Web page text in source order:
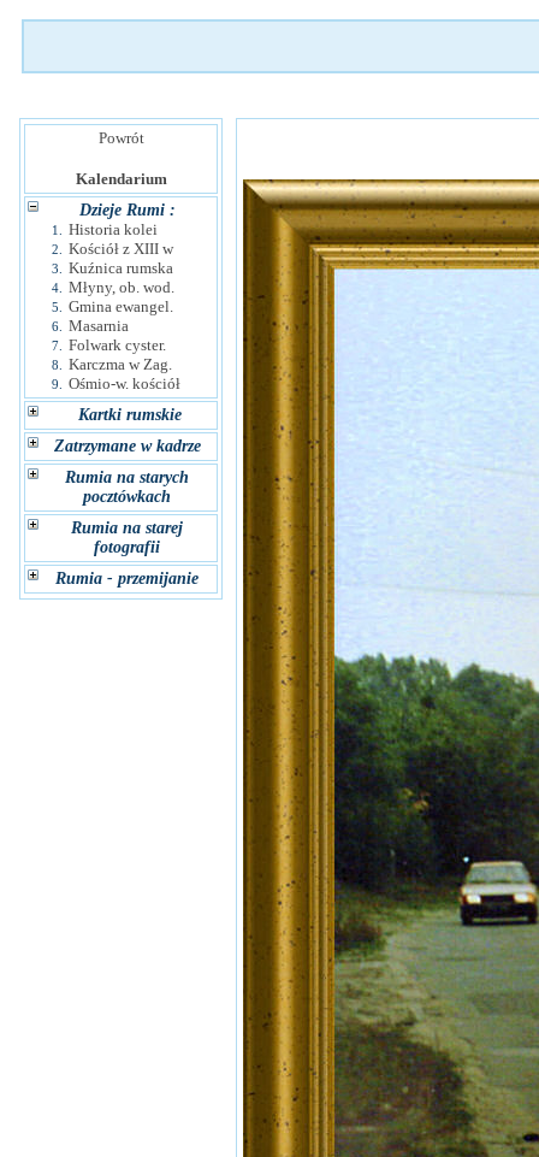
Powrót
Kalendarium
Dzieje Rumi :
1. Historia kolei
2. Kościół z XIII w
3. Kuźnica rumska
4. Młyny, ob. wod.
5. Gmina ewangel.
6. Masarnia
7. Folwark cyster.
8. Karczma w Zag.
9.
Ośmio-w. kościół
Kartki rumskie
Zatrzymane w kadrze
Rumia na starych
pocztówkach
Rumia na starej
fotografii
Rumia - przemijanie